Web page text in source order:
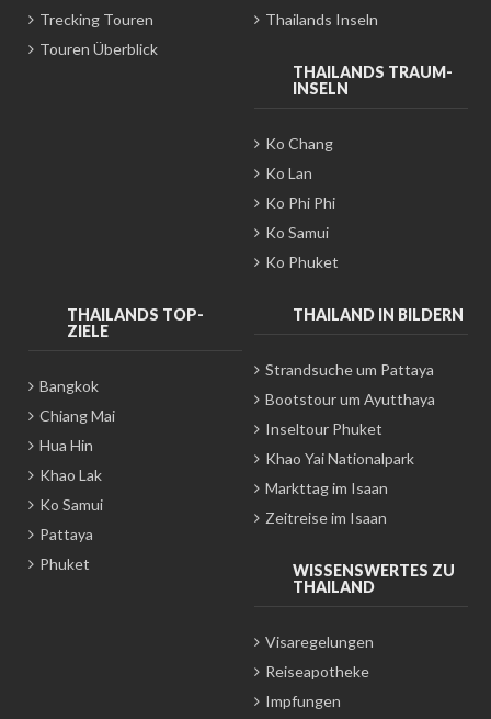
Trecking Touren
Touren Überblick
Thailands Inseln
THAILANDS TRAUM-
INSELN
Ko Chang
Ko Lan
Ko Phi Phi
Ko Samui
Ko Phuket
THAILANDS TOP-
ZIELE
Bangkok
Chiang Mai
Hua Hin
Khao Lak
Ko Samui
Pattaya
Phuket
THAILAND IN BILDERN
Strandsuche um Pattaya
Bootstour um Ayutthaya
Inseltour Phuket
Khao Yai Nationalpark
Markttag im Isaan
Zeitreise im Isaan
WISSENSWERTES ZU
THAILAND
Visaregelungen
Reiseapotheke
Impfungen